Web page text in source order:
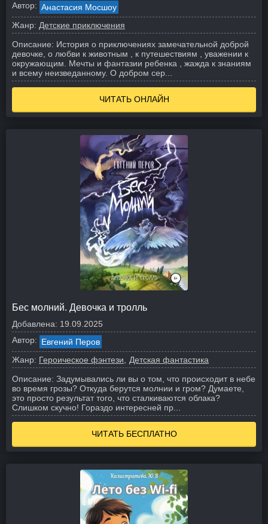
Автор: Анастасия Мосшоу
Жанр: Детские приключения
Описание: История о приключениях замечательной доброй
девочке, о любви к животным , к путешествиям , уважении к
окружающим. Мечты и фантазии ребенка , жажда к знаниям
и всему неизведанному. О добром сер...
ЧИТАТЬ ОНЛАЙН
Бес молний. Девочка и тролль
Добавлена: 19.09.2025
Автор: Евгений Перов
Жанр: Героическое фэнтези
Детская фантастика
Описание: Задумывались ли вы о том, что происходит в небе
во время грозы? Откуда берутся молнии и гром? Думаете,
это просто результат того, что сталкиваются облака?
Слишком скучно! Гораздо интересней пр...
ЧИТАТЬ БЕСПЛАТНО